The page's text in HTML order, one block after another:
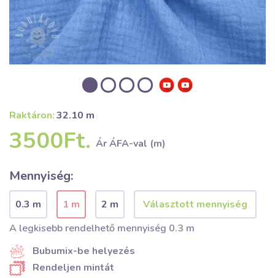
Raktáron:32.10 m
3500Ft. Ár ÁFA-val (m)
Mennyiség:
0.3 m 1 m
2 m
A legkisebb rendelhető mennyiség 0.3 m
Bubumix-be helyezés
Rendeljen mintát